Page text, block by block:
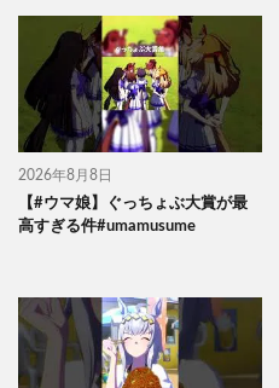
2026年8月8日
【#ウマ娘】ぐっちょぶ大賞が最
高すぎる件#umamusume